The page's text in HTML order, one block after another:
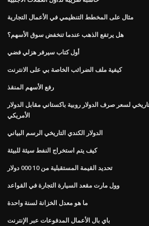
مثال على المخطط التنظيمي في الأعمال التجارية
هل يرتفع الذهب عندما تنخفض سوق الأسهم؟
أول كتاب سيرفر هزلي فضي
كيفية ملف الضرائب الخاصة بي على الانترنت
رفع الأسهم المنقذ
لسعر صرف الدولار روبية باكستاني مقابل الدولار
الأمريكي
الدولار الكندي التاريخي الرسم البياني
كيف يتم استخراج النفط سيئة للبيئة
تحديد القيمة المستقبلية من 10 000 دولار
وول مارت مقعد السيارة التجارة في القواعد
ما هو معدل الخزانة لسنة واحدة
باي بال الأعمال المدفوعات عبر الإنترنت